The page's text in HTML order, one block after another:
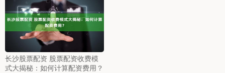
长沙股票配资 股票配资收费模
式大揭秘：如何计算配资费用？